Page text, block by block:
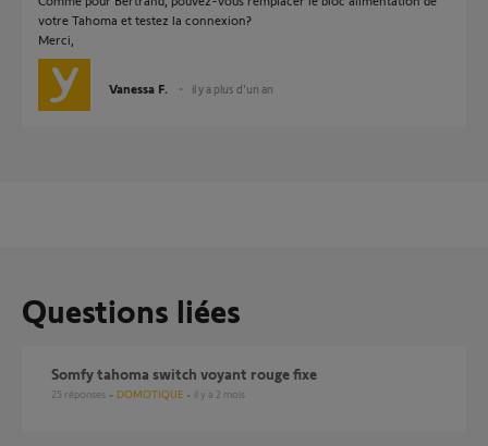
votre Tahoma et testez la connexion?
Merci,
Vanessa F. il y a plus d'un an
Questions liées
Somfy tahoma switch voyant rouge fixe
25 réponses DOMOTIQUE il y a 2 mois